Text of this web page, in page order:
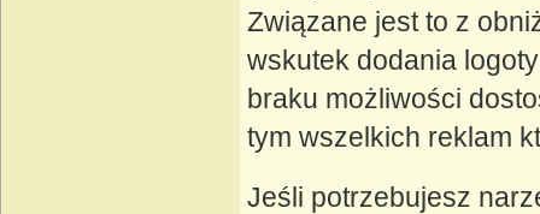
Związane jest to z
wskutek dodania
braku możliwości
tym wszelkich reklam
Jeśli potrzebujesz